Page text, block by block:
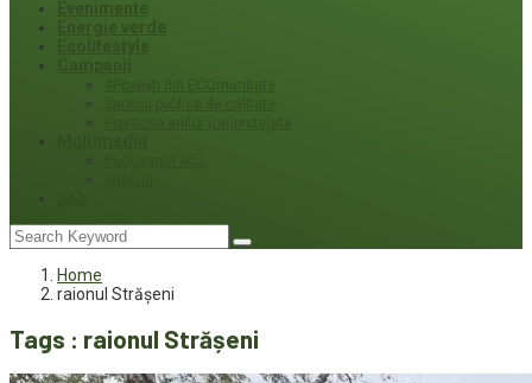
Home
raionul Strășeni
Tags : raionul Strășeni